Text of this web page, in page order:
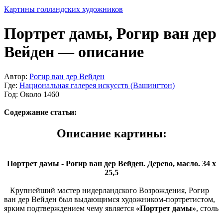
Картины голландских художников
Портрет дамы, Рогир ван дер
Вейден — описание
Автор: Рогир ван дер Вейден
Где: Национальная галерея искусств (Вашингтон)
Год: Около 1460
Содержание статьи:
Описание картины:
Портрет дамы - Рогир ван дер Вейден. Дерево, масло. 34 x
25,5
Крупнейший мастер нидерландского Возрождения, Рогир
ван дер Вейден был выдающимся художником-портретистом,
ярким подтверждением чему является «Портрет дамы», столь